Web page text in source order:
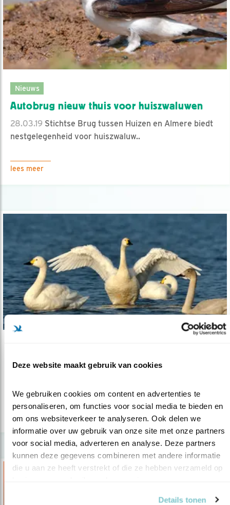
Deze website maakt gebruik van cookies
We gebruiken cookies om content en advertenties te
personaliseren, om functies voor social media te bieden en
om ons websiteverkeer te analyseren. Ook delen we
informatie over uw gebruik van onze site met onze partners
voor social media, adverteren en analyse. Deze partners
kunnen deze gegevens combineren met andere informatie
die u aan ze heeft verstrekt of die ze hebben verzameld op
Details tonen
Nieuws
Autobrug nieuw thuis voor huiszwaluwen
28.03.19 Stichtse Brug tussen Huizen en Almere biedt
nestgelegenheid voor huiszwaluw..
lees meer
Nature’s Heroes 2018
lees meer